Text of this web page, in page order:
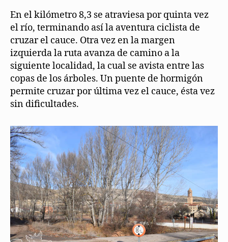
En el kilómetro 8,3 se atraviesa por quinta vez
el río, terminando así la aventura ciclista de
cruzar el cauce. Otra vez en la margen
izquierda la ruta avanza de camino a la
siguiente localidad, la cual se avista entre las
copas de los árboles. Un puente de hormigón
permite cruzar por última vez el cauce, ésta vez
sin dificultades.